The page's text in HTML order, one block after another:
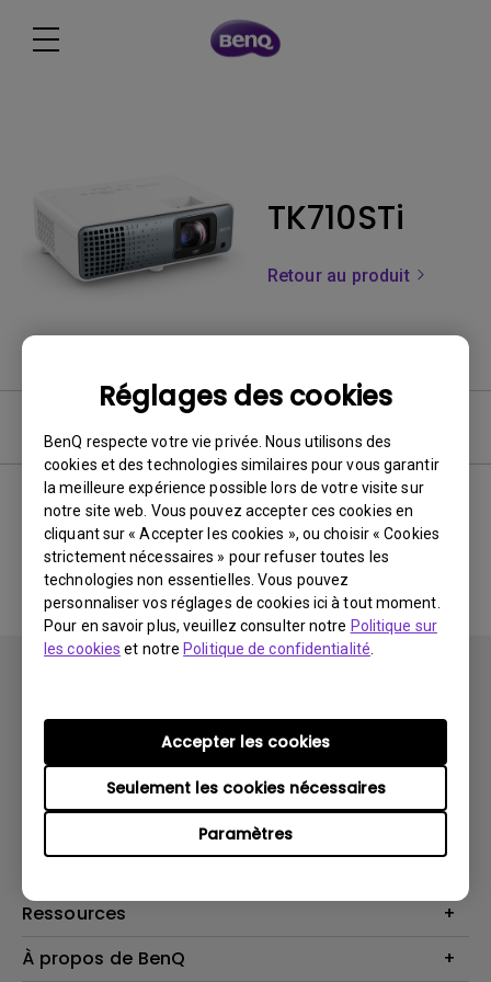
Réglages des cookies
BenQ respecte votre vie privée. Nous utilisons des
cookies et des technologies similaires pour vous garantir
la meilleure expérience possible lors de votre visite sur
notre site web. Vous pouvez accepter ces cookies en
cliquant sur « Accepter les cookies », ou choisir « Cookies
strictement nécessaires » pour refuser toutes les
technologies non essentielles. Vous pouvez
personnaliser vos réglages de cookies ici à tout moment.
Pour en savoir plus, veuillez consulter notre Politique sur
les cookies et notre Politique de confidentialité
Paramètres
Seulement les cookies nécessaires
Accepter les cookies
TK710STi
Retour au produit
Aucune FAQ associée
Vidéoprojecteurs
Haut-parleur
Solutions
Contactez-nous
Recycling
Ressources
Centre de connaissances
À propos de BenQ